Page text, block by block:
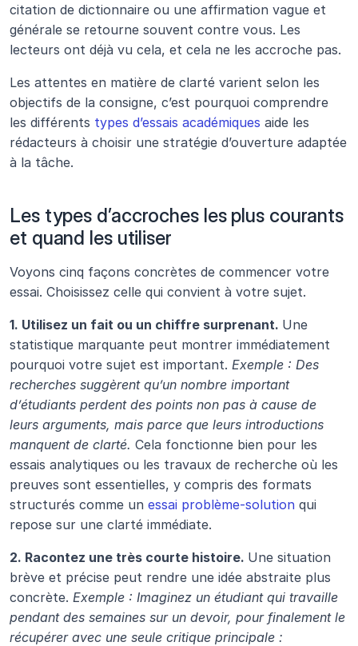
citation de dictionnaire ou une affirmation vague et
générale se retourne souvent contre vous. Les
lecteurs ont déjà vu cela, et cela ne les accroche pas.
Les attentes en matière de clarté varient selon les
objectifs de la consigne, c’est pourquoi comprendre
les différents types d’essais académiques aide les
rédacteurs à choisir une stratégie d’ouverture adaptée
à la tâche.
Les types d’accroches les plus courants
et quand les utiliser
Voyons cinq façons concrètes de commencer votre
essai. Choisissez celle qui convient à votre sujet.
1. Utilisez un fait ou un chiffre surprenant. Une
statistique marquante peut montrer immédiatement
pourquoi votre sujet est important. Exemple : Des
recherches suggèrent qu’un nombre important
d’étudiants perdent des points non pas à cause de
leurs arguments, mais parce que leurs introductions
manquent de clarté. Cela fonctionne bien pour les
essais analytiques ou les travaux de recherche où les
preuves sont essentielles, y compris des formats
structurés comme un essai problème-solution qui
repose sur une clarté immédiate.
2. Racontez une très courte histoire. Une situation
brève et précise peut rendre une idée abstraite plus
concrète. Exemple : Imaginez un étudiant qui travaille
pendant des semaines sur un devoir, pour finalement le
récupérer avec une seule critique principale :